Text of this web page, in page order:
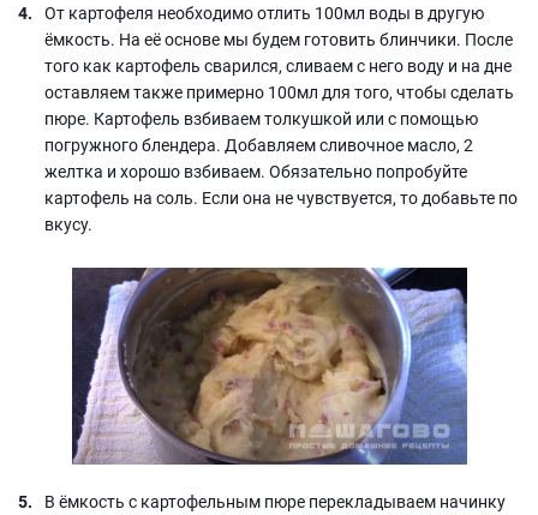
От картофеля необходимо отлить 100мл воды в другую
ёмкость. На её основе мы будем готовить блинчики. После
того как картофель сварился, сливаем с него воду и на дне
оставляем также примерно 100мл для того, чтобы сделать
пюре. Картофель взбиваем толкушкой или с помощью
погружного блендера. Добавляем сливочное масло, 2
желтка и хорошо взбиваем. Обязательно попробуйте
картофель на соль. Если она не чувствуется, то добавьте по
вкусу.
В ёмкость с картофельным пюре перекладываем начинку